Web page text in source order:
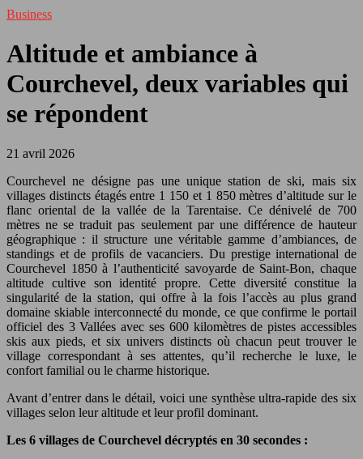
Business
Altitude et ambiance à
Courchevel, deux variables qui
se répondent
21 avril 2026
Courchevel ne désigne pas une unique station de ski, mais six
villages distincts étagés entre 1 150 et 1 850 mètres d’altitude sur le
flanc oriental de la vallée de la Tarentaise. Ce dénivelé de 700
mètres ne se traduit pas seulement par une différence de hauteur
géographique : il structure une véritable gamme d’ambiances, de
standings et de profils de vacanciers. Du prestige international de
Courchevel 1850 à l’authenticité savoyarde de Saint-Bon, chaque
altitude cultive son identité propre. Cette diversité constitue la
singularité de la station, qui offre à la fois l’accès au plus grand
domaine skiable interconnecté du monde, ce que confirme le portail
officiel des 3 Vallées avec ses 600 kilomètres de pistes accessibles
skis aux pieds, et six univers distincts où chacun peut trouver le
village correspondant à ses attentes, qu’il recherche le luxe, le
confort familial ou le charme historique.
Avant d’entrer dans le détail, voici une synthèse ultra-rapide des six
villages selon leur altitude et leur profil dominant.
Les 6 villages de Courchevel décryptés en 30 secondes :